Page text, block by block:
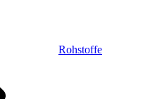
Rohstoffe